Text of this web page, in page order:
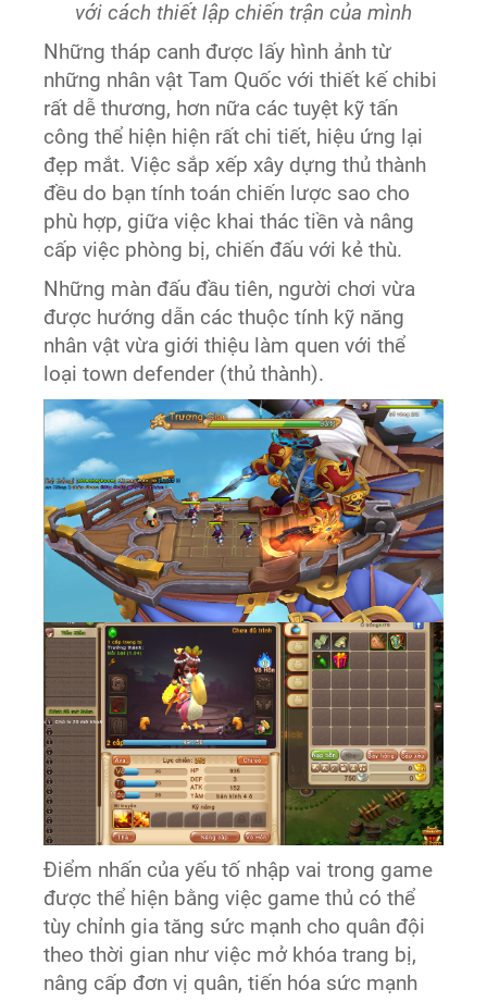
với cách thiết lập chiến trận của mình
Những tháp canh được lấy hình ảnh từ
những nhân vật Tam Quốc với thiết kế chibi
rất dễ thương, hơn nữa các tuyệt kỹ tấn
công thể hiện hiện rất chi tiết, hiệu ứng lại
đẹp mắt. Việc sắp xếp xây dựng thủ thành
đều do bạn tính toán chiến lược sao cho
phù hợp, giữa việc khai thác tiền và nâng
cấp việc phòng bị, chiến đấu với kẻ thù.
Những màn đấu đầu tiên, người chơi vừa
được hướng dẫn các thuộc tính kỹ năng
nhân vật vừa giới thiệu làm quen với thể
loại town defender (thủ thành).
Điểm nhấn của yếu tố nhập vai trong game
được thể hiện bằng việc game thủ có thể
tùy chỉnh gia tăng sức mạnh cho quân đội
theo thời gian như việc mở khóa trang bị,
nâng cấp đơn vị quân, tiến hóa sức mạnh